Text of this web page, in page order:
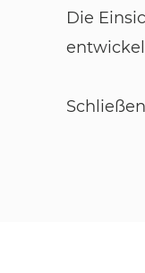
Die